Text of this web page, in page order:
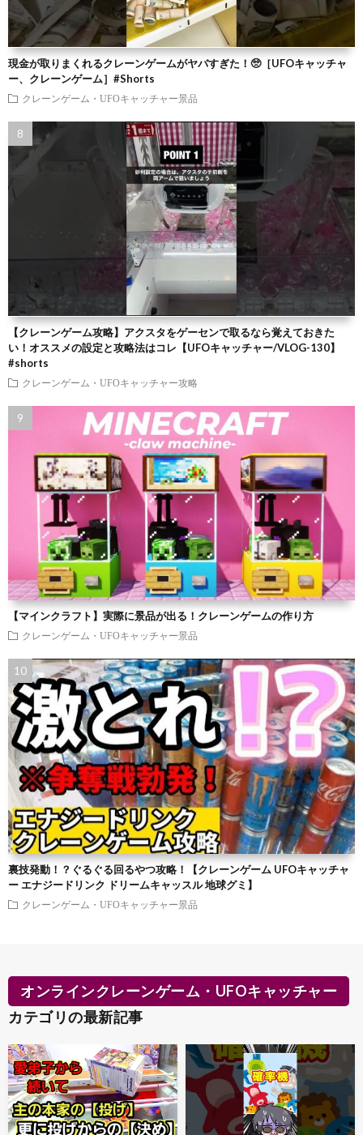
現金が取りまくれるクレーンゲームがヤバすぎた！🥺［UFOキャッチャ
ー、クレーンゲーム］#Shorts
クレーンゲーム・UFOキャッチャー景品
【クレーンゲーム攻略】アクスタをゲーセンで取るなら覚えておきた
い！オススメの設定と攻略法はコレ【UFOキャッチャー/VLOG-130】
#shorts
クレーンゲーム・UFOキャッチャー攻略
【マインクラフト】実際に景品が出る！クレーンゲームの作り方
クレーンゲーム・UFOキャッチャー景品
裏技発動！？ぐるぐる回るやつ攻略！【クレーンゲーム UFOキャッチャ
ー エナジードリンク ドリームキャッスル 地球グミ】
クレーンゲーム・UFOキャッチャー景品
オンラインクレーンゲーム・UFOキャッチャー
カテゴリの最新記事